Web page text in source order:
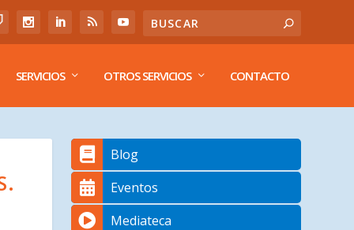
SERVICIOS OTROS SERVICIOS CONTACTO
Blog
Eventos
Mediateca